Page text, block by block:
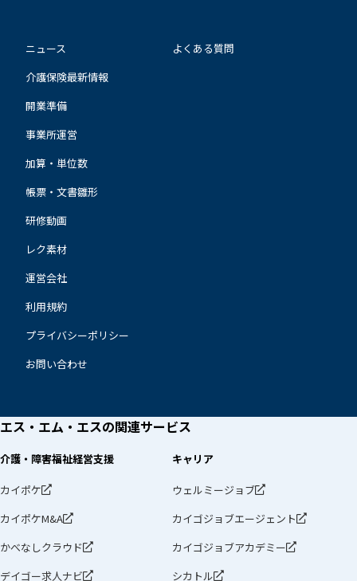
ニュース
介護保険最新情報
開業準備
事業所運営
加算・単位数
帳票・文書雛形
研修動画
レク素材
よくある質問
運営会社
利用規約
プライバシーポリシー
お問い合わせ
エス・エム・エスの関連サービス
介護・障害福祉経営支援
カイポケ
カイポケM&A
かべなしクラウド
デイゴー求人ナビ
キャリア
ウェルミージョブ
カイゴジョブエージェント
カイゴジョブアカデミー
シカトル